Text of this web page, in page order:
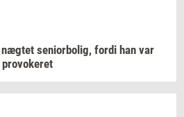
næg­tet se­ni­o­r­bo­lig, fordi han var
pro­vo­ke­ret